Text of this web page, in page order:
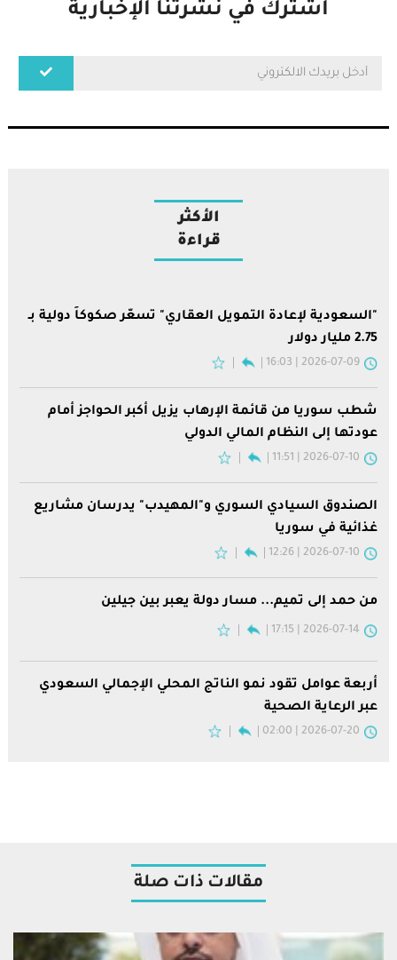
اشترك في نشرتنا الإخبارية
الأكثر
قراءة
"السعودية لإعادة التمويل العقاري" تسعّر صكوكاً دولية بـ
2.75 مليار دولار
2026-07-09 | 16:03
شطب سوريا من قائمة الإرهاب يزيل أكبر الحواجز أمام
عودتها إلى النظام المالي الدولي
2026-07-10 | 11:51
الصندوق السيادي السوري و"المهيدب" يدرسان مشاريع
غذائية في سوريا
2026-07-10 | 12:26
من حمد إلى تميم... مسار دولة يعبر بين جيلين
2026-07-14 | 17:15
أربعة عوامل تقود نمو الناتج المحلي الإجمالي السعودي
عبر الرعاية الصحية
2026-07-20 | 02:00
مقالات ذات صلة